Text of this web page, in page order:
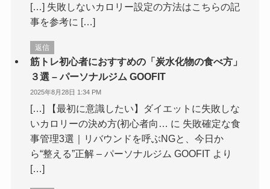
[…] 失敗しないカロリー設定の方法はこちらの記
事を参考に […]
返信
筋トレ初心者におすすめの「炭水化物の食べ方」
３選 – パーソナルジム GOOFIT
2025年8月28日 1:34 PM
[…] 【最初に意識したい】ダイエットに失敗しな
いカロリーの決め方(初心者向… に 失敗確定な食
事管理3選｜リバウンドを呼ぶNGと、今日か
ら“整える”正解 – パーソナルジム GOOFIT より
[…]